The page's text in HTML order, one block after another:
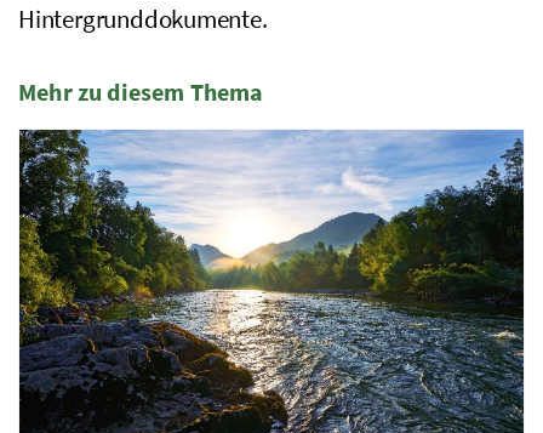
Hintergrunddokumente.
Mehr zu diesem Thema
4 Elemente